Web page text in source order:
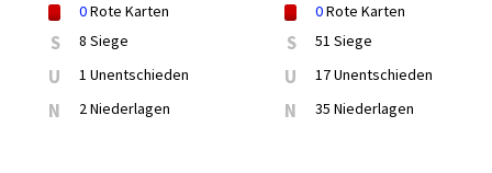
0Rote Karten
S 8 Siege
U 1 Unentschieden
N 2 Niederlagen
0Rote Karten
S 51 Siege
U 17 Unentschieden
N 35 Niederlagen